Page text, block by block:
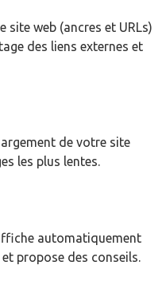
site web (ancres et URLs)
des liens externes et
de votre site
les plus lentes.
automatiquement
propose des conseils.